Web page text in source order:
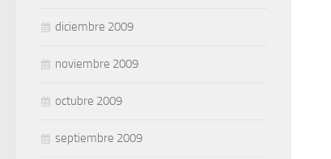
diciembre 2009
noviembre 2009
octubre 2009
septiembre 2009